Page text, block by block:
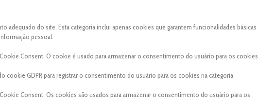
adequado do site. Esta categoria inclui apenas cookies que garantem funcionalidades básicas
pessoal.
Consent. O cookie é usado para armazenar o consentimento do usuário para os cookies
GDPR para registrar o consentimento do usuário para os cookies na categoria
Consent. Os cookies são usados para armazenar o consentimento do usuário para os